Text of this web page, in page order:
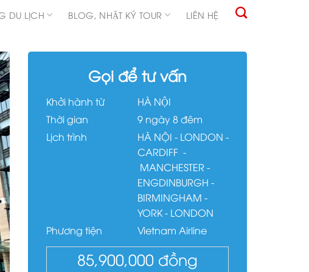
DU LỊCH BLOG, NHẬT KÝ TOUR LIÊN HỆ
Gọi để tư vấn
Khởi hành từ
HÀ NỘI
Thời gian
9 ngày 8 đêm
Lịch trình
HÀ NỘI - LONDON -
CARDIFF -
MANCHESTER -
ENGDINBURGH -
BIRMINGHAM -
YORK - LONDON
Phương tiện
Vietnam Airline
85,900,000 đồng